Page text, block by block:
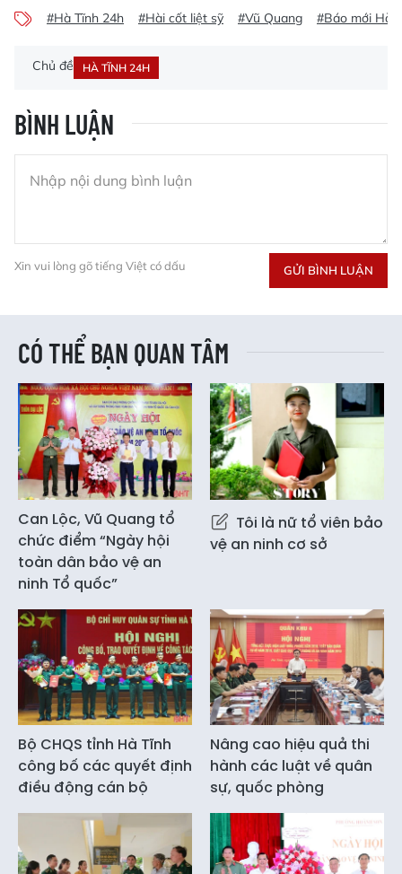
#Hà Tĩnh 24h #Hài cốt liệt sỹ #Vũ Quang #Báo mới Hà
Chủ đề HÀ TĨNH 24H
BÌNH LUẬN
Xin vui lòng gõ tiếng Việt có dấu GỬI BÌNH LUẬN
CÓ THỂ BẠN QUAN TÂM
Can Lộc, Vũ Quang tổ
chức điểm “Ngày hội
toàn dân bảo vệ an
ninh Tổ quốc”
Tôi là nữ tổ viên bảo
vệ an ninh cơ sở
Bộ CHQS tỉnh Hà Tĩnh
công bố các quyết định
điều động cán bộ
Nâng cao hiệu quả thi
hành các luật về quân
sự, quốc phòng